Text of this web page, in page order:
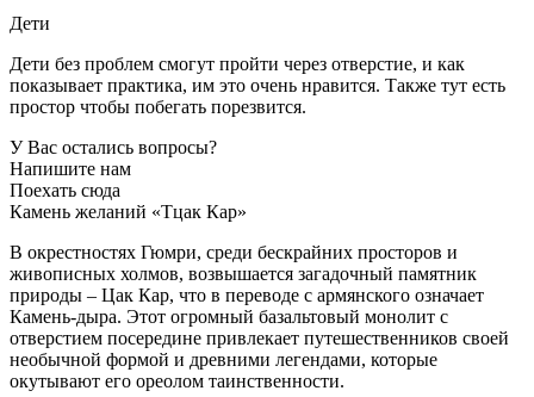
Дети
Дети без проблем смогут пройти через отверстие, и как
показывает практика, им это очень нравится. Также тут есть
простор чтобы побегать порезвится.
У Вас остались вопросы?
Напишите нам
Поехать сюда
Камень желаний «Тцак Кар»
В окрестностях Гюмри, среди бескрайних просторов и
живописных холмов, возвышается загадочный памятник
природы – Цак Кар, что в переводе с армянского означает
Камень-дыра. Этот огромный базальтовый монолит с
отверстием посередине привлекает путешественников своей
необычной формой и древними легендами, которые
окутывают его ореолом таинственности.